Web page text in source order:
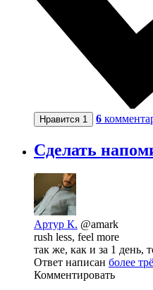
Нравится 1 6
Сделать
Артур К. @amark
rush less, feel more
так же, как и за 1 день,
Ответ написан более
Комментировать